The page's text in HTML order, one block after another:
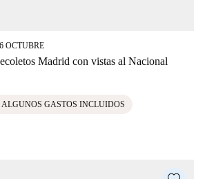
OCTUBRE
Madrid con vistas al Nacional
ALGUNOS GASTOS INCLUIDOS